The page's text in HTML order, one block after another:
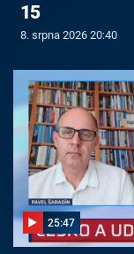
15
8. srpna 2026 20:40
25:47